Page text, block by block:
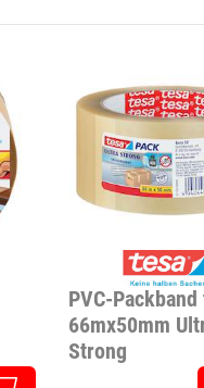
PVC-
66mx50mm
Strong